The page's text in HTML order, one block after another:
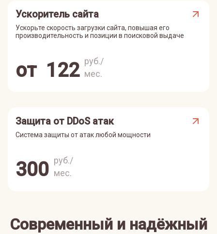
Ускоритель сайта
Ускорьте скорость загрузки сайта, повышая его
производительность и позиции в поисковой выдаче
от 122 руб./
мес.
Защита от DDoS атак
Система защиты от атак любой мощности
300 руб./
мес.
Современный и надёжный